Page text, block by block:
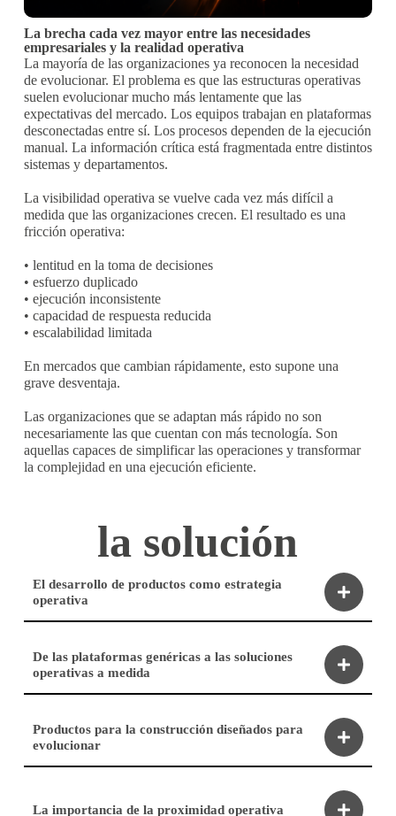
La brecha cada vez mayor entre las necesidades
empresariales y la realidad operativa
La mayoría de las organizaciones ya reconocen la necesidad
de evolucionar. El problema es que las estructuras operativas
suelen evolucionar mucho más lentamente que las
expectativas del mercado. Los equipos trabajan en plataformas
desconectadas entre sí. Los procesos dependen de la ejecución
manual. La información crítica está fragmentada entre distintos
sistemas y departamentos.
La visibilidad operativa se vuelve cada vez más difícil a
medida que las organizaciones crecen. El resultado es una
fricción operativa:
• lentitud en la toma de decisiones
• esfuerzo duplicado
• ejecución inconsistente
• capacidad de respuesta reducida
• escalabilidad limitada
En mercados que cambian rápidamente, esto supone una
grave desventaja.
Las organizaciones que se adaptan más rápido no son
necesariamente las que cuentan con más tecnología. Son
aquellas capaces de simplificar las operaciones y transformar
la complejidad en una ejecución eficiente.
la solución
El desarrollo de productos como estrategia
operativa
De las plataformas genéricas a las soluciones
operativas a medida
Productos para la construcción diseñados para
evolucionar
La importancia de la proximidad operativa